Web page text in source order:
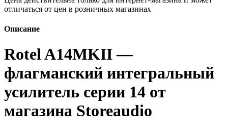
отличаться от цен в розничных магазинах
Описание
Rotel A14MKII —
флагманский интегральный
усилитель серии 14 от
магазина Storeaudio